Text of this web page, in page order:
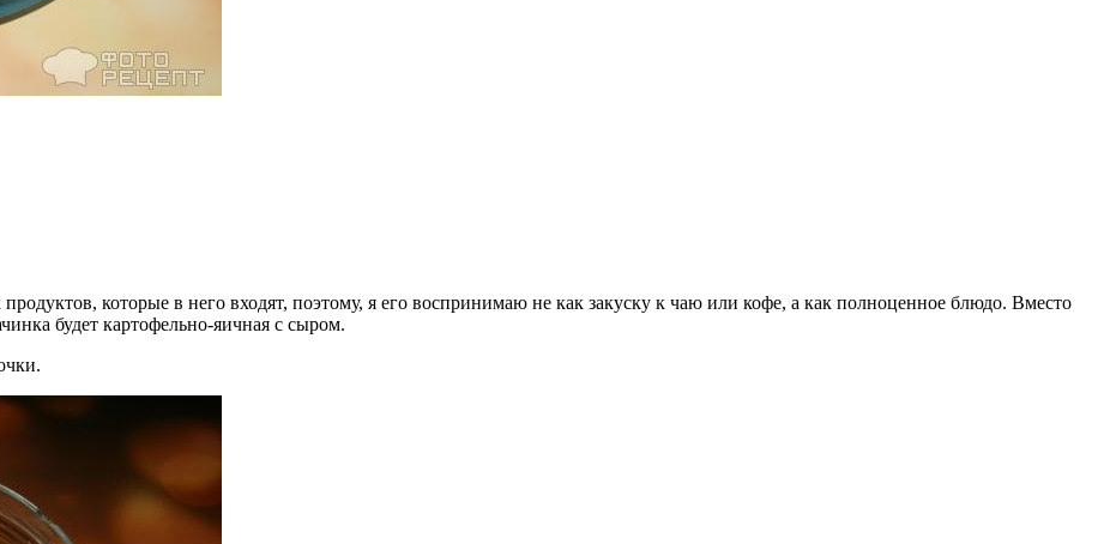
которые в него входят, поэтому, я его воспринимаю не как закуску к чаю или кофе, а как полноценное блюдо. Вместо
будет картофельно-яичная с сыром.